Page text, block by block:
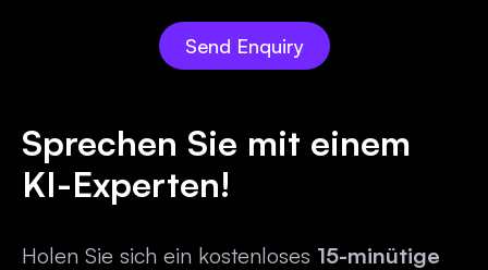
Sprechen Sie mit einem
KI-Experten!
Holen Sie sich ein kostenloses 15-minütige